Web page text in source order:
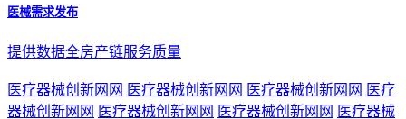
医械需求发布
提供数据全房产链服务质量
医疗器械创新网网 医疗器械创新网网 医疗器械创新网网 医疗
器械创新网网 医疗器械创新网网 医疗器械创新网网 医疗器械